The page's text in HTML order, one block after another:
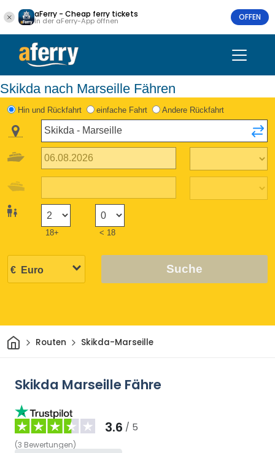
aFerry - Cheap ferry tickets
In der aFerry-App öffnen OFFEN
Skikda nach Marseille Fähren
Hin und Rückfahrt einfache Fahrt Andere Rückfahrt
18+ < 18
Suche
HeimRouten Skikda-Marseille
Skikda Marseille Fähre
3.6 / 5
(3 Bewertungen)